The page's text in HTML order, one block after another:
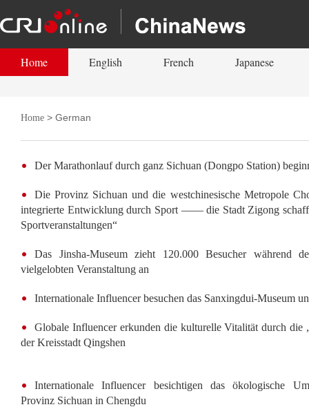
Home English French Japanese
Home > German
Der Marathonlauf durch ganz Sichuan (Dongpo Station)
Die Provinz Sichuan und die westchinesische Metropole
integrierte Entwicklung durch Sport —— die Stadt Zigong
Sportveranstaltungen“
Das Jinsha-Museum zieht 120.000 Besucher während
vielgelobten Veranstaltung an
Internationale Influencer besuchen das Sanxingdui-Museum
Globale Influencer erkunden die kulturelle Vitalität durch die
der Kreisstadt Qingshen
Internationale Influencer besichtigen das ökologische
Provinz Sichuan in Chengdu